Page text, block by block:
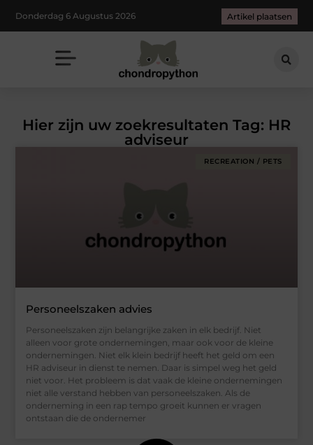
Donderdag 6 Augustus 2026 Artikel plaatsen
Hier zijn uw zoekresultaten Tag: HR
adviseur
RECREATION / PETS
Personeelszaken advies
Personeelszaken zijn belangrijke zaken in elk bedrijf. Niet
alleen voor grote ondernemingen, maar ook voor de kleine
ondernemingen. Niet elk klein bedrijf heeft het geld om een
HR adviseur in dienst te nemen. Daar is simpel weg het geld
niet voor. Het probleem is dat vaak de kleine ondernemingen
niet alle verstand hebben van personeelszaken. Als de
onderneming in een rap tempo groeit kunnen er vragen
ontstaan die de ondernemer